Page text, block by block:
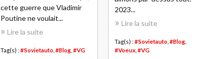
2023...
Lire la suite
Tag(s) : #Sovietauto #Blog
#Voeux #VG
cette guerre que Vladimir
Poutine ne voulait...
Lire la suite
Tag(s) : #Sovietauto #Blog #VG